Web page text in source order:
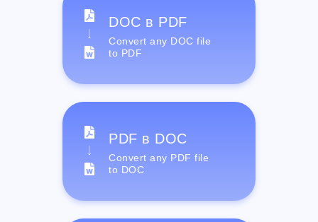
DOC в PDF
Convert any DOC file
to PDF
PDF в DOC
Convert any PDF file
to DOC